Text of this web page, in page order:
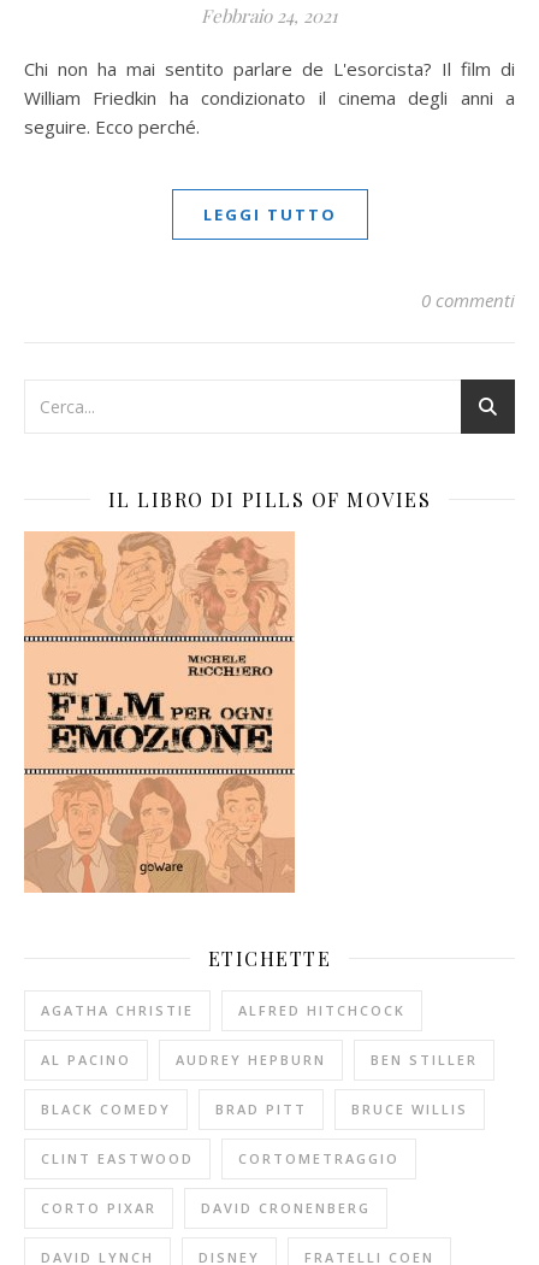
Febbraio 24, 2021
Chi non ha mai sentito parlare de L'esorcista? Il film di
William Friedkin ha condizionato il cinema degli anni a
seguire. Ecco perché.
LEGGI TUTTO
0 commenti
IL LIBRO DI PILLS OF MOVIES
ETICHETTE
AGATHA CHRISTIE ALFRED HITCHCOCK
AL PACINO AUDREY HEPBURN BEN STILLER
BLACK COMEDY BRAD PITT BRUCE WILLIS
CLINT EASTWOOD CORTOMETRAGGIO
CORTO PIXAR DAVID CRONENBERG
DAVID LYNCH DISNEY FRATELLI COEN